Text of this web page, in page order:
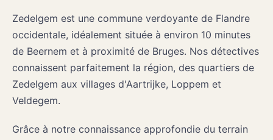
Zedelgem est une commune verdoyante de Flandre
occidentale, idéalement située à environ 10 minutes
de Beernem et à proximité de Bruges. Nos détectives
connaissent parfaitement la région, des quartiers de
Zedelgem aux villages d'Aartrijke, Loppem et
Veldegem.
Grâce à notre connaissance approfondie du terrain